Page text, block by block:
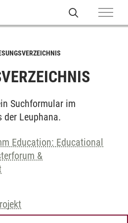
Suchformular im
der Leuphana.
Education: Educational
&